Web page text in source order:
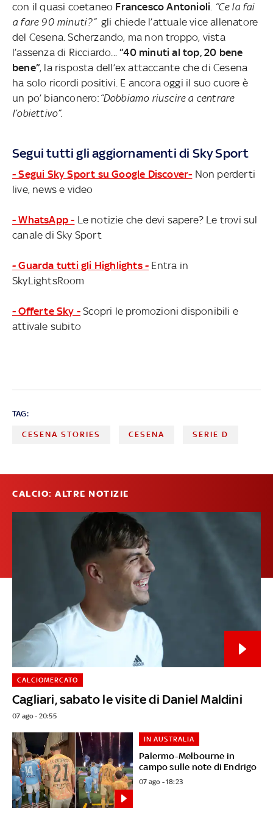
con il quasi coetaneo Francesco Antonioli “Ce la fai
a fare 90 minuti?” gli chiede l’attuale vice allenatore
del Cesena. Scherzando, ma non troppo, vista
l’assenza di Ricciardo...“40 minuti al top, 20 bene
bene”, la risposta dell’ex attaccante che di Cesena
ha solo ricordi positivi. E ancora oggi il suo cuore è
un po’ bianconero: “Dobbiamo riuscire a centrare
l’obiettivo”.
Segui tutti gli aggiornamenti di Sky Sport
- Segui Sky Sport su Google Discover- Non perderti
live, news e video
- WhatsApp - Le notizie che devi sapere? Le trovi sul
canale di Sky Sport
- Guarda tutti gli Highlights - Entra in
SkyLightsRoom
- Offerte Sky - Scopri le promozioni disponibili e
attivale subito
TAG:
CESENA STORIES CESENA SERIE D
CALCIO: ALTRE NOTIZIE
Cagliari, sabato le visite di Daniel Maldini
CALCIOMERCATO
07 ago - 20:55
Palermo-Melbourne in
campo sulle note di Endrigo
IN AUSTRALIA
07 ago - 18:23